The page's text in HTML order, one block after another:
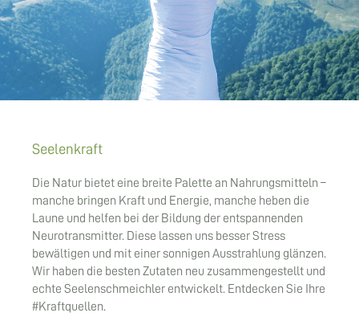
Seelenkraft
Die Natur bietet eine breite Palette an Nahrungsmitteln –
manche bringen Kraft und Energie, manche heben die
Laune und helfen bei der Bildung der entspannenden
Neurotransmitter. Diese lassen uns besser Stress
bewältigen und mit einer sonnigen Ausstrahlung glänzen.
Wir haben die besten Zutaten neu zusammengestellt und
echte Seelenschmeichler entwickelt. Entdecken Sie Ihre
#Kraftquellen.